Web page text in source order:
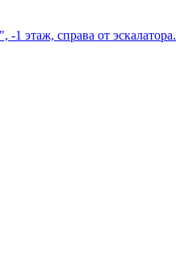
этаж, справа от эскалатора.